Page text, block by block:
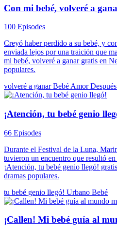
Con mi bebé, volveré a
100 Episodes
Creyó haber perdido a su bebé, y
enviada lejos por una traición que
mi bebé, volveré a ganar gratis en
populares.
volveré a ganarBebé Amor
¡Atención, tu bebé genio
66 Episodes
Durante el Festival de la Luna,
tuvieron un encuentro que resultó
¡Atención, tu bebé genio llegó!
dramas populares.
tu bebé genio llegó! Urbano Bebé
¡Callen! Mi bebé guía al